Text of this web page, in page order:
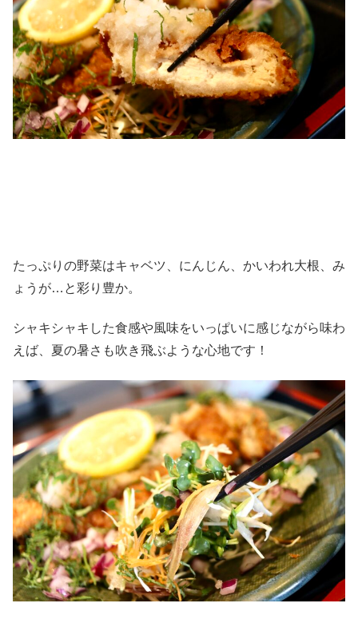
たっぷりの野菜はキャベツ、にんじん、かいわれ大根、み
ょうが…と彩り豊か。
シャキシャキした食感や風味をいっぱいに感じながら味わ
えば、夏の暑さも吹き飛ぶような心地です！